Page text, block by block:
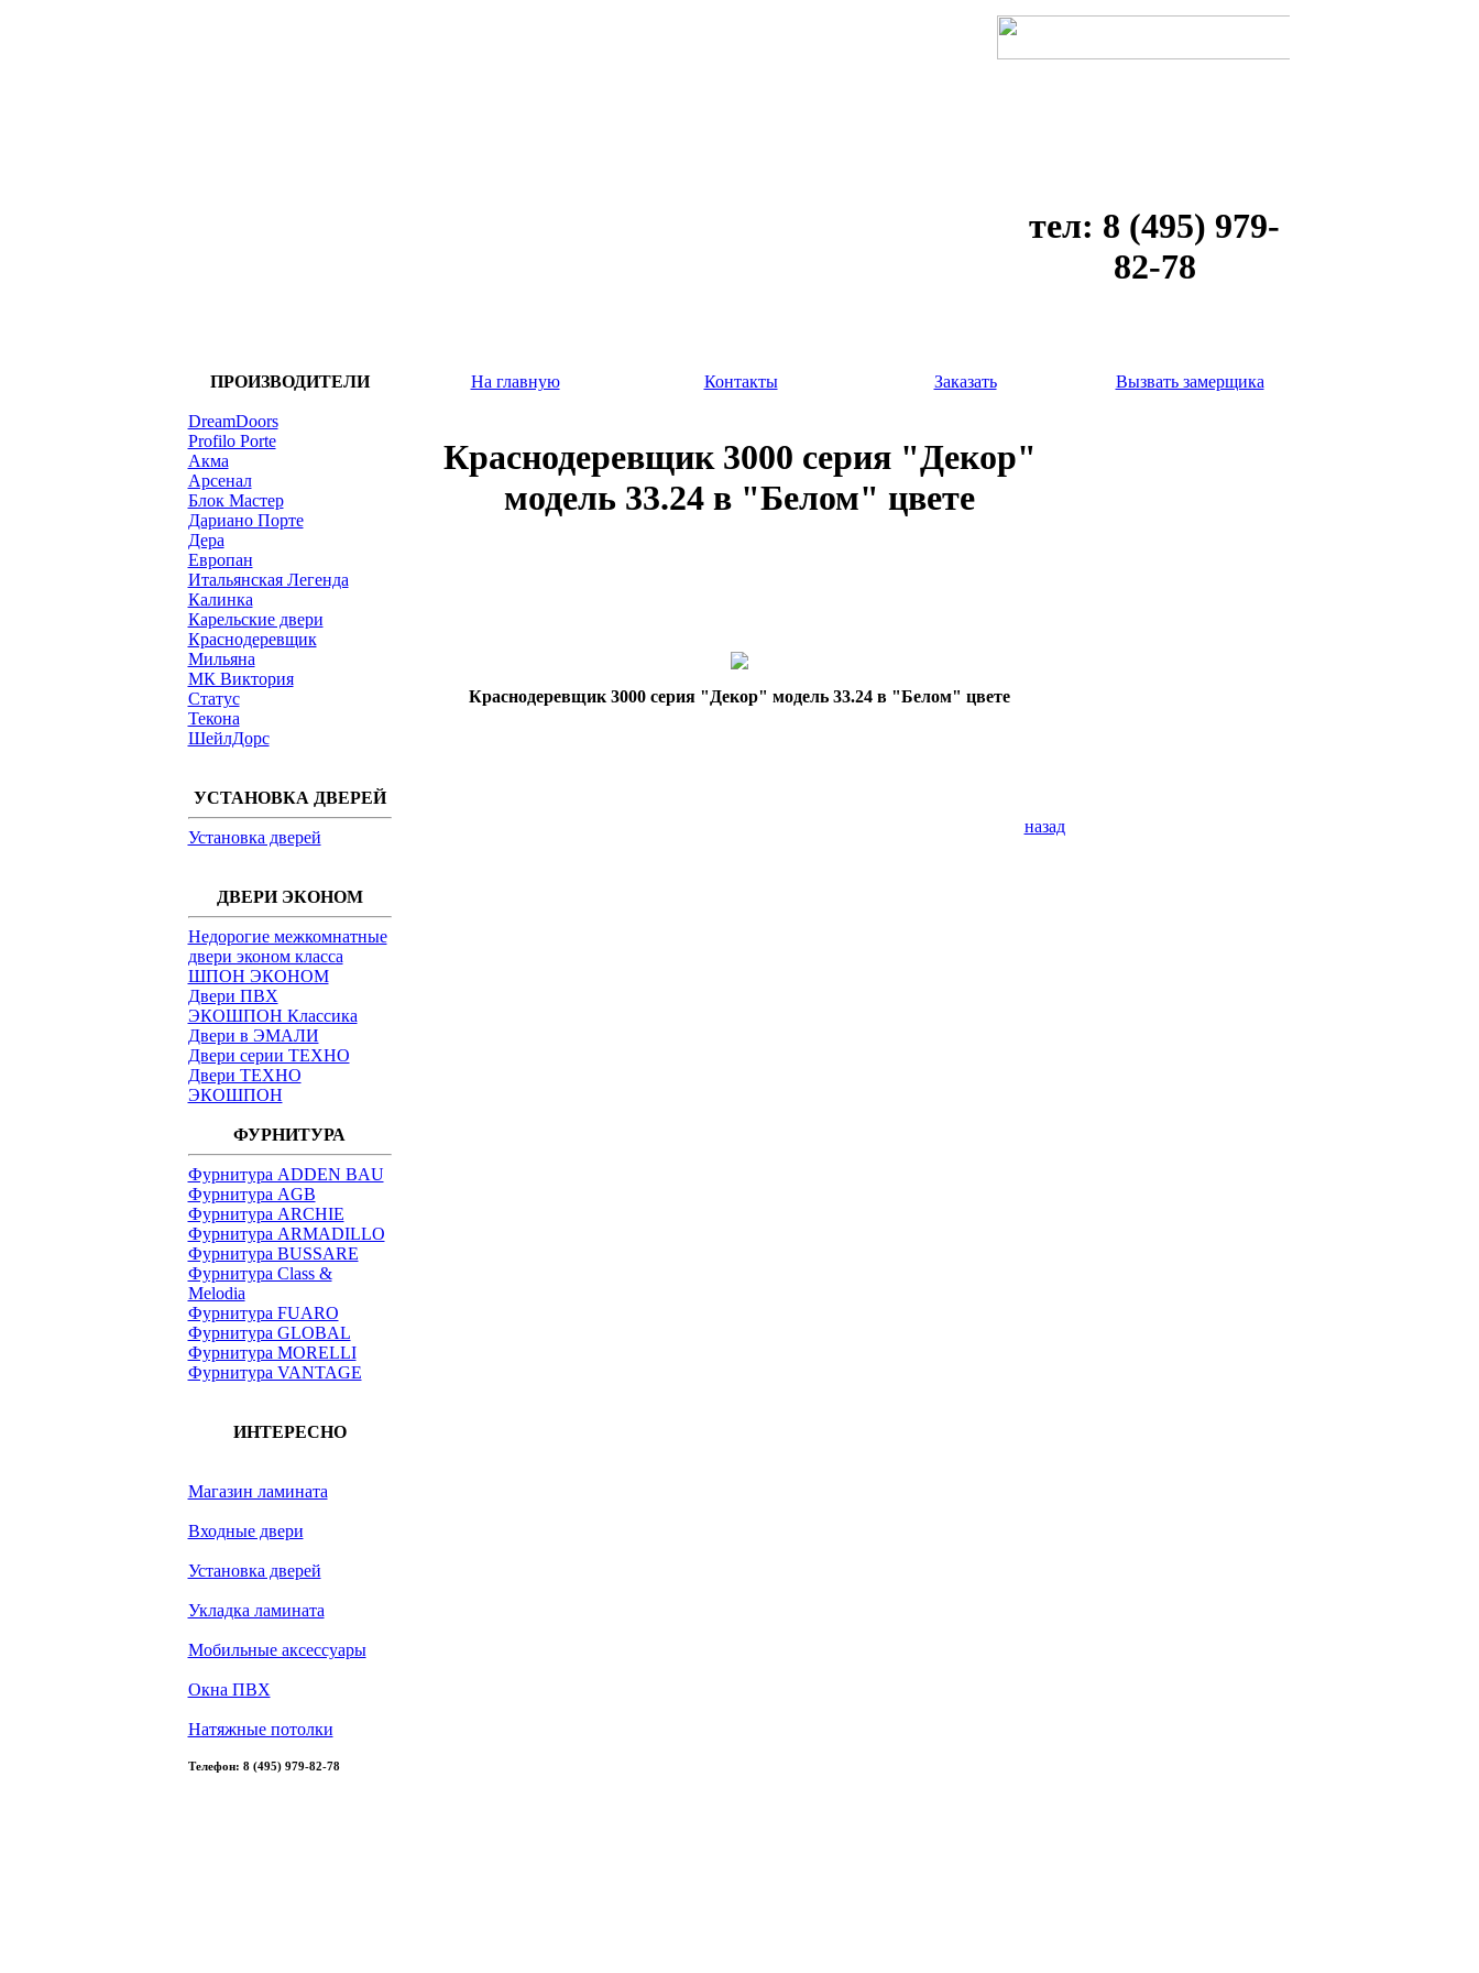
тел: 8 (495) 979-
82-78
ПРОИЗВОДИТЕЛИ
DreamDoors
Profilo Porte
Акма
Арсенал
Блок Мастер
Дариано Порте
Дера
Европан
Итальянская Легенда
Калинка
Карельские двери
Краснодеревщик
Мильяна
МК Виктория
Статус
Текона
ШейлДорс
УСТАНОВКА ДВЕРЕЙ
Установка дверей
ДВЕРИ ЭКОНОМ
Недорогие межкомнатные
двери эконом класса
ШПОН ЭКОНОМ
Двери ПВХ
ЭКОШПОН Классика
Двери в ЭМАЛИ
Двери серии ТЕХНО
Двери ТЕХНО
ЭКОШПОН
ФУРНИТУРА
Фурнитура ADDEN BAU
Фурнитура AGB
Фурнитура ARCHIE
Фурнитура ARMADILLO
Фурнитура BUSSARE
Фурнитура Class &
Melodia
Фурнитура FUARO
Фурнитура GLOBAL
Фурнитура MORELLI
Фурнитура VANTAGE
ИНТЕРЕСНО
Магазин ламината
Входные двери
Установка дверей
Укладка ламината
Мобильные аксессуары
Окна ПВХ
Натяжные потолки
Телефон: 8 (495) 979-82-78
На главную Контакты Заказать Вызвать замерщика
Краснодеревщик 3000 серия "Декор"
модель 33.24 в "Белом" цвете
Краснодеревщик 3000 серия "Декор" модель 33.24 в "Белом" цвете
назад